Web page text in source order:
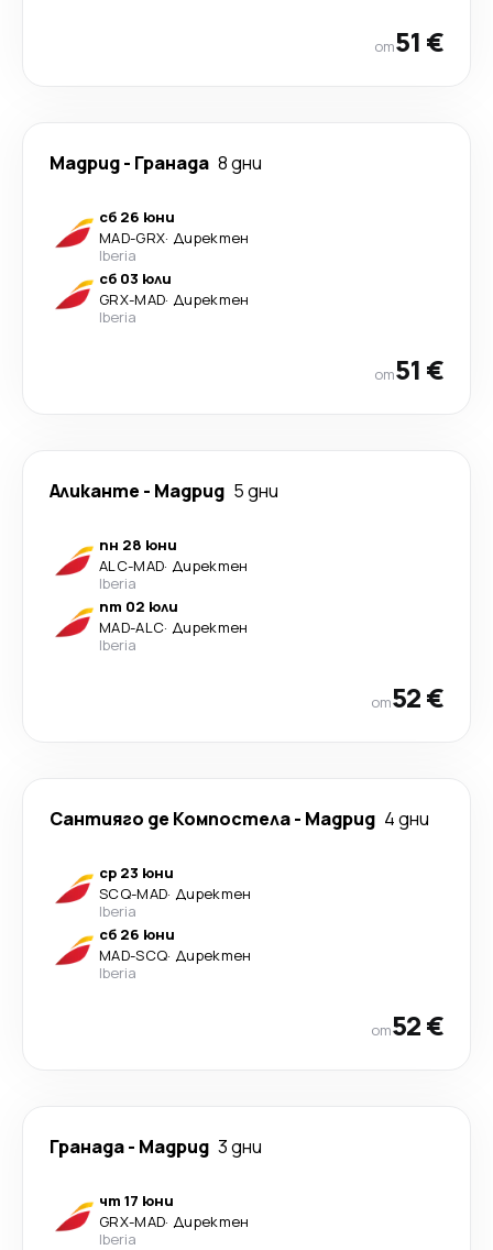
от51 €
Мадрид- Гранада 8 дни
сб 26 юни
MAD-GRX· Директен
Iberia
сб 03 юли
GRX-MAD· Директен
Iberia
от51 €
Аликанте - Мадрид 5 дни
пн 28 юни
ALC-MAD· Директен
Iberia
пт 02 юли
MAD-ALC· Директен
Iberia
от52 €
Сантияго де Компостела- Мадрид 4 дни
ср 23 юни
SCQ-MAD· Директен
Iberia
сб 26 юни
MAD-SCQ· Директен
Iberia
от52 €
Гранада- Мадрид 3 дни
чт 17 юни
GRX-MAD· Директен
Iberia